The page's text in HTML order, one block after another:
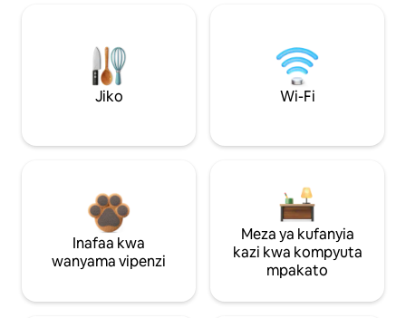
Jiko Wi-Fi
Inafaa kwa
wanyama vipenzi
Meza ya kufanyia
kazi kwa kompyuta
mpakato